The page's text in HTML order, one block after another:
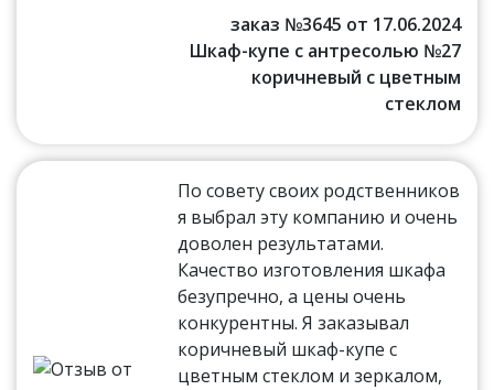
заказ №3645 от 17.06.2024
Шкаф-купе с антресолью №27
коричневый с цветным
стеклом
По совету своих родственников
я выбрал эту компанию и очень
доволен результатами.
Качество изготовления шкафа
безупречно, а цены очень
конкурентны. Я заказывал
коричневый шкаф-купе с
цветным стеклом и зеркалом,